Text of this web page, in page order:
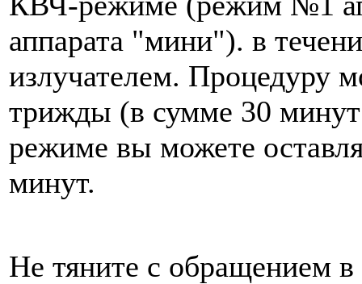
аппарата "мини"). в
излучателем. Проце­дуру
трижды (в сумме 30
режиме вы можете
минут.
Не тяните с обращением